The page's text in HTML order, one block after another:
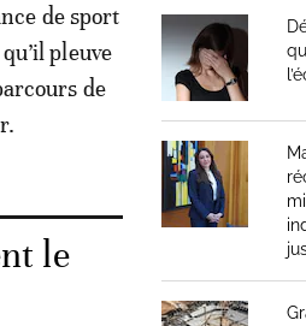
de sport
pleuve
de
le